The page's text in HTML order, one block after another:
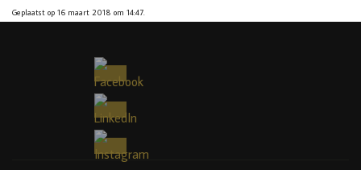
Geplaatst op 16 maart 2018 om 14:47.